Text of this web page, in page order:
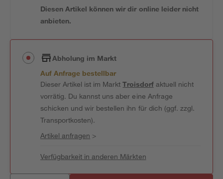
Diesen Artikel können wir dir online leider nicht
anbieten.
Abholung im Markt
Auf Anfrage bestellbar
Dieser Artikel ist im MarktTroisdorfaktuell nicht
vorrätig. Du kannst uns aber eine Anfrage
schicken und wir bestellen ihn für dich (ggf. zzgl.
Transportkosten).
Artikel anfragen >
Verfügbarkeit in anderen Märkten